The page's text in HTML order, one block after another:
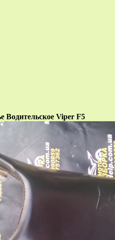
Водительское Viper F5